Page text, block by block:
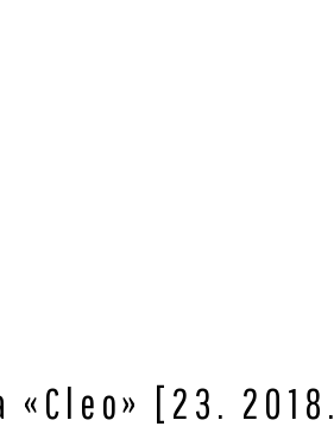
«Cleo» [23. 2018.